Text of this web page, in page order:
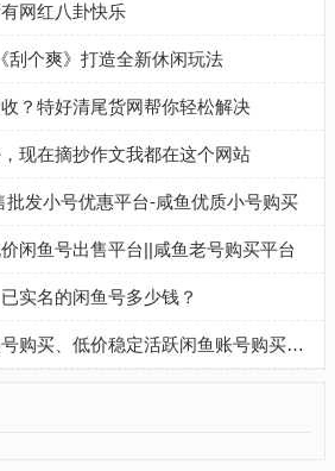
网红八卦快乐
刮个爽》打造全新休闲玩法
？特好清尾货网帮你轻松解决
现在摘抄作文我都在这个网站
批发小号优惠平台-咸鱼优质小号购买
闲鱼号出售平台||咸鱼老号购买平台
实名的闲鱼号多少钱？
闲鱼账号出售、咸鱼账号购买、低价稳定活跃闲鱼账号购买流程